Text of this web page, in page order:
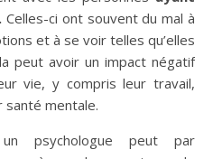
Celles-ci ont souvent du mal à
et à se voir telles qu’elles
peut avoir un impact négatif
vie, y compris leur travail,
mentale.
psychologue peut par